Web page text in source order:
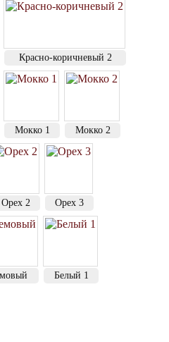
Красно-коричневый 2
Мокко 1 Мокко 2
Орех 2 Орех 3
Белый 1